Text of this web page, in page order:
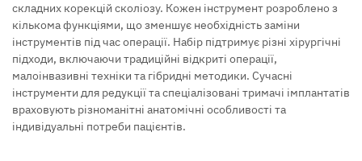
складних корекцій сколіозу. Кожен інструмент розроблено з
кількома функціями, що зменшує необхідність заміни
інструментів під час операції. Набір підтримує різні хірургічні
підходи, включаючи традиційні відкриті операції,
малоінвазивні техніки та гібридні методики. Сучасні
інструменти для редукції та спеціалізовані тримачі імплантатів
враховують різноманітні анатомічні особливості та
індивідуальні потреби пацієнтів.